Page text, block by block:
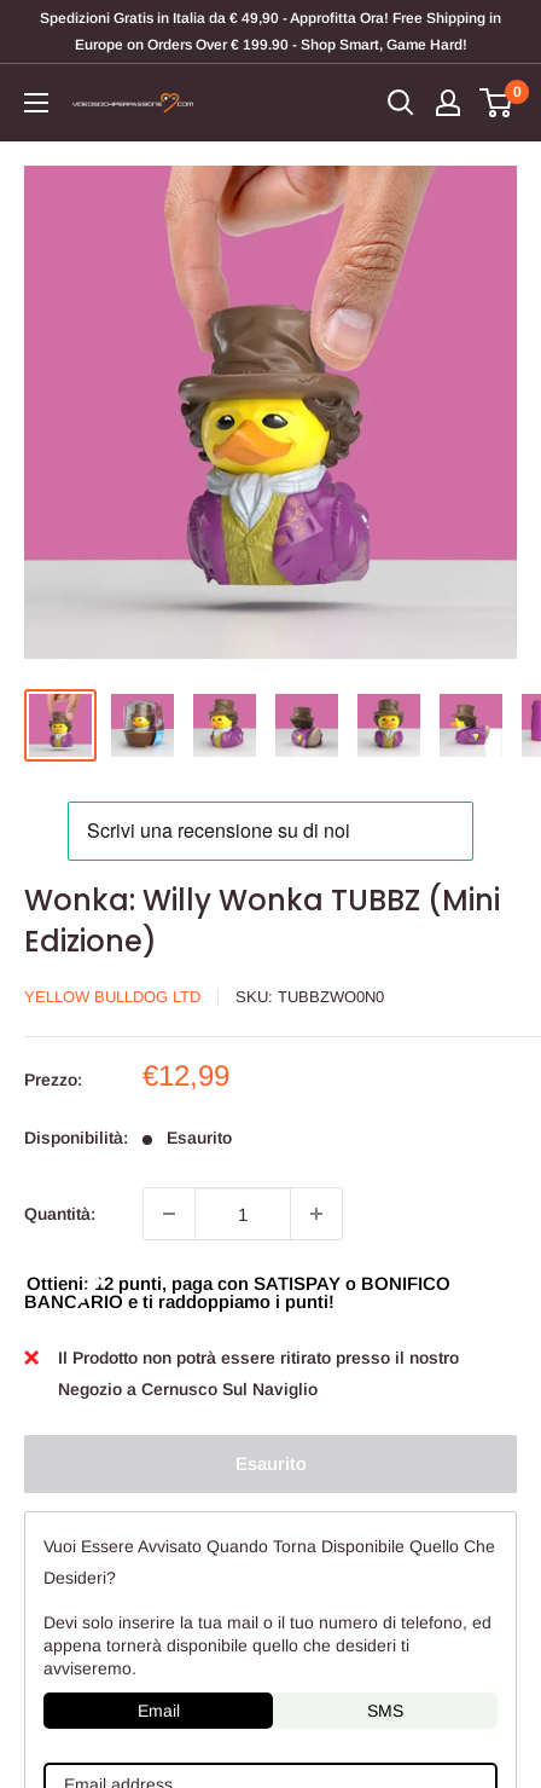
Spedizioni Gratis in Italia da € 49,90 - Approfitta Ora! Free Shipping in
Europe on Orders Over € 199.90 - Shop Smart, Game Hard!
Videogiochi
Per
Passione
0
Wonka: Willy Wonka TUBBZ (Mini
Edizione)
YELLOW BULLDOG LTD SKU: TUBBZWO0N0
Prezzo:
Prezzo
€12,99
Disponibilità: Esaurito
Quantità:
Ottieni: 12 punti, paga con SATISPAY o BONIFICO
BANCARIO e ti raddoppiamo i punti!
Il Prodotto non potrà essere ritirato presso il nostro
Negozio a Cernusco Sul Naviglio
Esaurito
Vuoi Essere Avvisato Quando Torna Disponibile Quello Che
Desideri?
Devi solo inserire la tua mail o il tuo numero di telefono, ed
appena tornerà disponibile quello che desideri ti
avviseremo.
Email SMS